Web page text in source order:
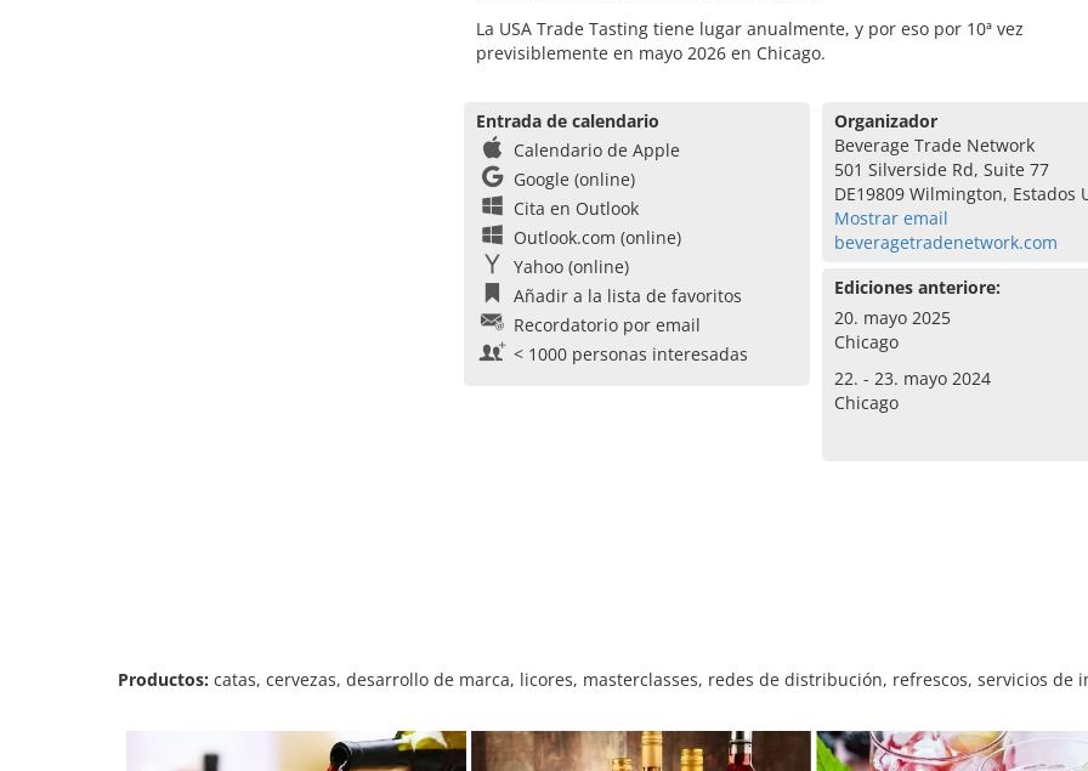
La USA Trade Tasting tiene lugar anualmente, y por eso por 10ª vez
previsiblemente en mayo 2026 en Chicago.
Entrada de calendario
Calendario de Apple
Google (online)
Cita en Outlook
Outlook.com (online)
Yahoo (online)
Añadir a la lista de favoritos
Recordatorio por email
< 1000 personas interesadas
Organizador
Beverage Trade Network
501 Silverside Rd, Suite 77
DE19809 Wilmington, Estados
Mostrar email
beveragetradenetwork.com
Ediciones anteriore:
20. mayo 2025
Chicago
22. - 23. mayo 2024
Chicago
Productos: catas, cervezas, desarrollo de marca, licores, masterclasses, redes de distribución, refrescos, servicios de